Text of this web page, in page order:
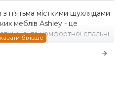
п'ятьма місткими шухлядами
меблів Ashley - це
та комфортної спальні.
дерева , що є еталоном